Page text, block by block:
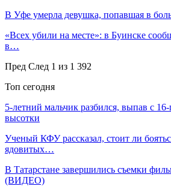
В Уфе умерла девушка, попавшая в
«Всех убили на месте»: в Буинске
в…
Пред След 1 из 1 392
Топ сегодня
5-летний мальчик разбился, выпав с 16-
высотки
Ученый КФУ рассказал, стоит ли
ядовитых…
В Татарстане завершились съемки
(ВИДЕО)